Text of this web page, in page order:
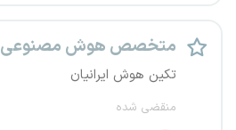
متخصص هوش مصنوعی
تکین هوش ایرانیان
منقضی شده